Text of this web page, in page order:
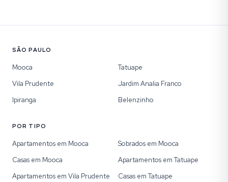
SÃO PAULO
Mooca
Tatuape
Vila Prudente
Jardim Analia Franco
Ipiranga
Belenzinho
POR TIPO
Apartamentos em Mooca
Sobrados em Mooca
Casas em Mooca
Apartamentos em Tatuape
Apartamentos em Vila Prudente
Casas em Tatuape